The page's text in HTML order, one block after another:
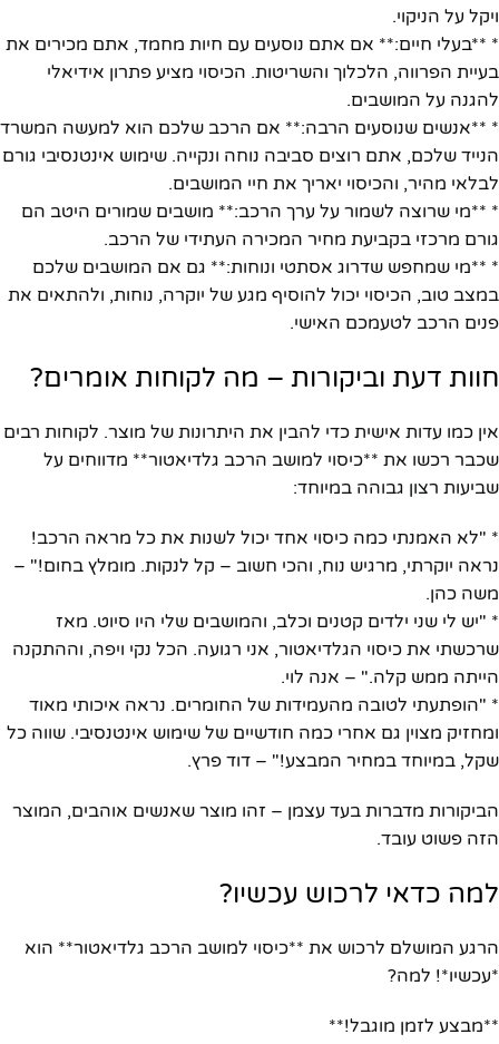
ויקל על הניקוי.
* **בעלי חיים:** אם אתם נוסעים עם חיות מחמד, אתם מכירים את
בעיית הפרווה, הלכלוך והשריטות. הכיסוי מציע פתרון אידיאלי
להגנה על המושבים.
* **אנשים שנוסעים הרבה:** אם הרכב שלכם הוא למעשה המשרד
הנייד שלכם, אתם רוצים סביבה נוחה ונקייה. שימוש אינטנסיבי גורם
לבלאי מהיר, והכיסוי יאריך את חיי המושבים.
* **מי שרוצה לשמור על ערך הרכב:** מושבים שמורים היטב הם
גורם מרכזי בקביעת מחיר המכירה העתידי של הרכב.
* **מי שמחפש שדרוג אסתטי ונוחות:** גם אם המושבים שלכם
במצב טוב, הכיסוי יכול להוסיף מגע של יוקרה, נוחות, ולהתאים את
פנים הרכב לטעמכם האישי.
חוות דעת וביקורות – מה לקוחות אומרים?
אין כמו עדות אישית כדי להבין את היתרונות של מוצר. לקוחות רבים
שכבר רכשו את **כיסוי למושב הרכב גלדיאטור** מדווחים על
שביעות רצון גבוהה במיוחד:
* "לא האמנתי כמה כיסוי אחד יכול לשנות את כל מראה הרכב!
נראה יוקרתי, מרגיש נוח, והכי חשוב – קל לנקות. מומלץ בחום!" –
משה כהן.
* "יש לי שני ילדים קטנים וכלב, והמושבים שלי היו סיוט. מאז
שרכשתי את כיסוי הגלדיאטור, אני רגועה. הכל נקי ויפה, וההתקנה
הייתה ממש קלה." – אנה לוי.
* "הופתעתי לטובה מהעמידות של החומרים. נראה איכותי מאוד
ומחזיק מצוין גם אחרי כמה חודשיים של שימוש אינטנסיבי. שווה כל
שקל, במיוחד במחיר המבצע!" – דוד פרץ.
הביקורות מדברות בעד עצמן – זהו מוצר שאנשים אוהבים, המוצר
הזה פשוט עובד.
למה כדאי לרכוש עכשיו?
הרגע המושלם לרכוש את **כיסוי למושב הרכב גלדיאטור** הוא
*עכשיו*! למה?
**מבצע לזמן מוגבל!**